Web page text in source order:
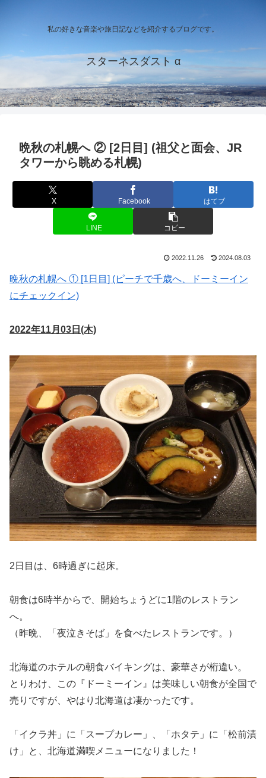
私の好きな音楽や旅日記などを紹介するブログです。
スターネスダスト α
晩秋の札幌へ ② [2日目] (祖父と面会、JR
タワーから眺める札幌)
X Facebook はてブ
LINE コピー
2022.11.26 2024.08.03
晩秋の札幌へ ① [1日目] (ピーチで千歳へ、ドーミーイン
にチェックイン)
2022年11月03日(木)
2日目は、6時過ぎに起床。
朝食は6時半からで、開始ちょうどに1階のレストラン
へ。
（昨晩、「夜泣きそば」を食べたレストランです。）
北海道のホテルの朝食バイキングは、豪華さが桁違い。
とりわけ、この『ドーミーイン』は美味しい朝食が全国で
売りですが、やはり北海道は凄かったです。
「イクラ丼」に「スープカレー」、「ホタテ」に「松前漬
け」と、北海道満喫メニューになりました！